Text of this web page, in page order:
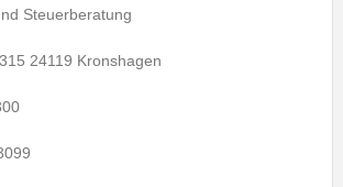
Steuerberatung
24119 Kronshagen